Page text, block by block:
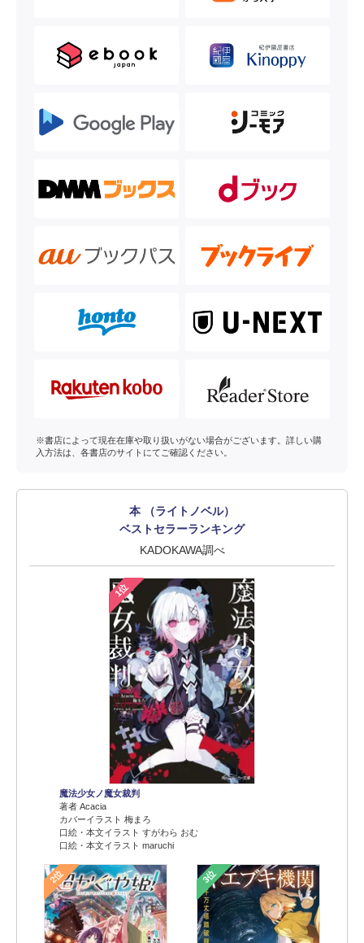
※書店によって現在在庫や取り扱いがない場合がございます。詳しい購
入方法は、各書店のサイトにてご確認ください。
本 （ライトノベル）
ベストセラーランキング
KADOKAWA調べ
1位
魔法少女ノ魔女裁判
著者 Acacia
カバーイラスト 梅まろ
口絵・本文イラスト すがわら おむ
口絵・本文イラスト maruchi
2位 3位